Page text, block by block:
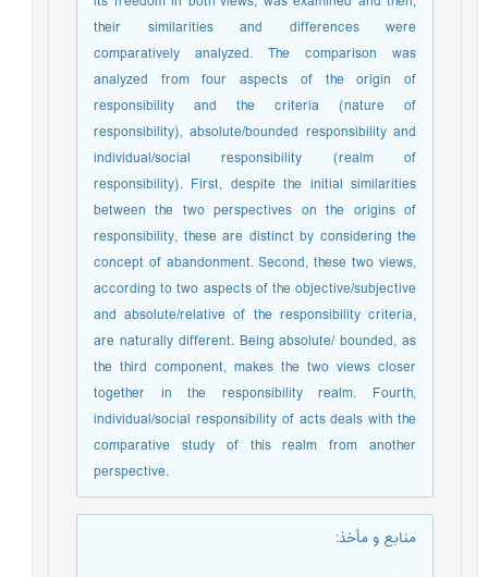
their similarities and differences were
comparatively analyzed. The comparison was
analyzed from four aspects of the origin of
responsibility and the criteria (nature of
responsibility), absolute/bounded responsibility and
individual/social responsibility (realm of
responsibility). First, despite the initial similarities
between the two perspectives on the origins of
responsibility, these are distinct by considering the
concept of abandonment. Second, these two views,
according to two aspects of the objective/subjective
and absolute/relative of the responsibility criteria,
are naturally different. Being absolute/ bounded, as
the third component, makes the two views closer
together in the responsibility realm. Fourth,
individual/social responsibility of acts deals with the
comparative study of this realm from another
perspective.
منابع و مأخذ: